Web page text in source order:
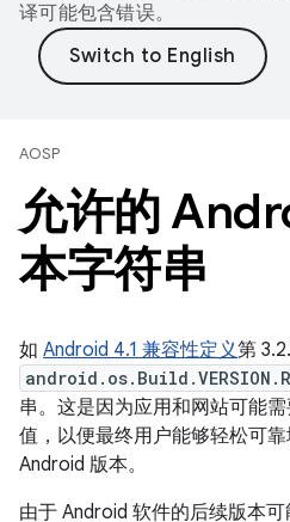
译可能包含错误。
AOSP
允许的
本字符串
如 Android 4.1 兼容性定义第
串。这是因为应用和网站可能
值，以便最终用户能够轻松可
Android 版本。
由于 Android 软件的后续版本